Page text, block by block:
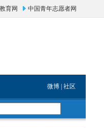
育网 中国青年志愿者网
微博 社区